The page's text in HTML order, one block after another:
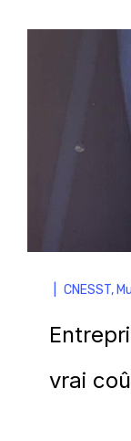
CNESST,
vrai